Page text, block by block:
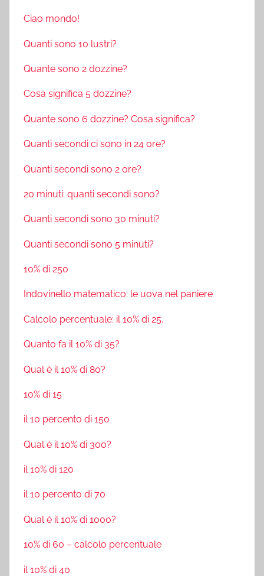
Ciao mondo!
Quanti sono 10 lustri?
Quante sono 2 dozzine?
Cosa significa 5 dozzine?
Quante sono 6 dozzine? Cosa significa?
Quanti secondi ci sono in 24 ore?
Quanti secondi sono 2 ore?
20 minuti: quanti secondi sono?
Quanti secondi sono 30 minuti?
Quanti secondi sono 5 minuti?
10% di 250
Indovinello matematico: le uova nel paniere
Calcolo percentuale: il 10% di 25.
Quanto fa il 10% di 35?
Qual è il 10% di 80?
10% di 15
il 10 percento di 150
Qual è il 10% di 300?
il 10% di 120
il 10 percento di 70
Qual è il 10% di 1000?
10% di 60 – calcolo percentuale
il 10% di 40